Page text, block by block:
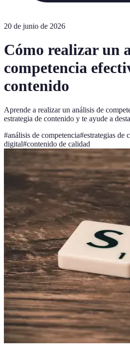
20 de junio de 2026
Cómo realizar un
competencia
contenido
Aprende a realizar un análisis de
estrategia de contenido y te ayude a
#análisis de competencia#estrategias de
digital#contenido de calidad